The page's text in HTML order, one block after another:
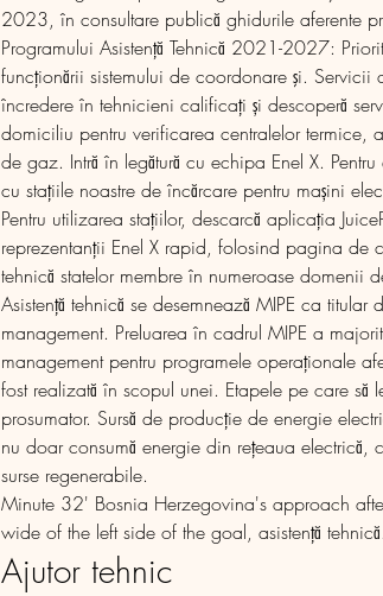
2023, în consultare publică ghidurile aferente
Programului Asistenţă Tehnică 2021-2027:
funcționării sistemului de coordonare şi. Servicii
încredere în tehnicieni calificați și descoperă
domiciliu pentru verificarea centralelor termice,
de gaz. Intră în legătură cu echipa Enel X. Pentru
cu stațiile noastre de încărcare pentru mașini
Pentru utilizarea stațiilor, descarcă aplicația
reprezentanții Enel X rapid, folosind pagina de
tehnică statelor membre în numeroase domenii
Asistență tehnică se desemnează MIPE ca
management. Preluarea în cadrul MIPE a
management pentru programele operaționale
fost realizată în scopul unei. Etapele pe care să
prosumator. Sursă de producție de energie
nu doar consumă energie din rețeaua
surse regenerabile.
Minute 32' Bosnia Herzegovina's approach
wide of the left side of the goal, asistență tehnică.
Ajutor tehnic